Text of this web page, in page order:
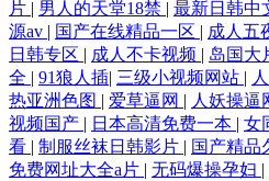
片 | 男人的天堂18禁 | 最新日韩中
源av | 国产在线精品一区 | 成人五
日韩专区 | 成人不卡视频 | 岛国大
全 | 91狼人插| 三级小视频网站 |
热亚洲色图 | 爱草逼网 | 人妖操逼
视频国产 | 日本高清免费一本 | 女
看 | 制服丝袜日韩影片 | 国产精品
免费网址大全a片 | 无码爆操孕妇 |